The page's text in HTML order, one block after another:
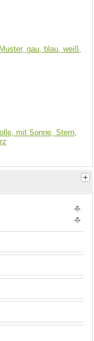
gau, blau, weiß,
mit Sonne, Stern,